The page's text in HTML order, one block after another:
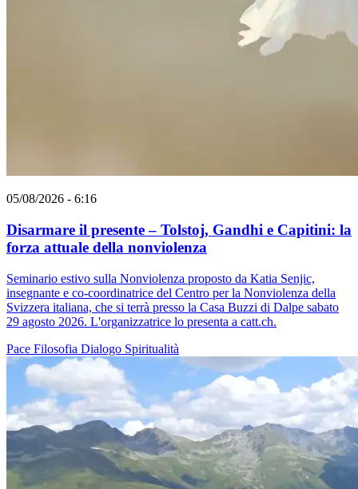
05/08/2026 - 6:16
Disarmare il presente – Tolstoj, Gandhi e Capitini: la
forza attuale della nonviolenza
Seminario estivo sulla Nonviolenza proposto da Katia Senjic,
insegnante e co-coordinatrice del Centro per la Nonviolenza della
Svizzera italiana, che si terrà presso la Casa Buzzi di Dalpe sabato
29 agosto 2026. L'organizzatrice lo presenta a catt.ch.
Pace Filosofia Dialogo Spiritualità